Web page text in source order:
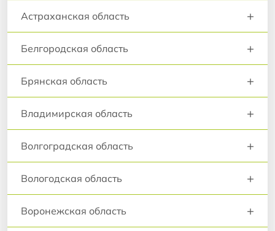
Астраханская область +
Белгородская область +
Брянская область +
Владимирская область +
Волгоградская область +
Вологодская область +
Воронежская область +